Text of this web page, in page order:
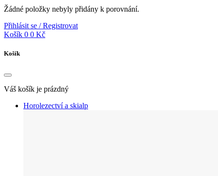
Žádné položky nebyly přidány k porovnání.
Přihlásit se / Registrovat
Košík 0 0 Kč
Košík
Váš košík je prázdný
Horolezectví a skialp